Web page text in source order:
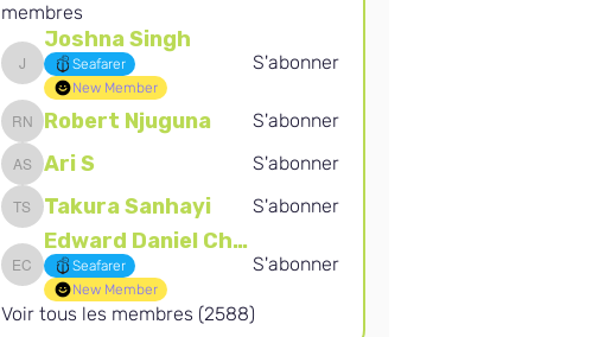
membres
Joshna Singh
Joshna Singh
Seafarer
New Member
S'abonner
Robert Njuguna
Robert Njuguna S'abonner
Ari SAri S S'abonner
Takura Sanhayi
Takura Sanhayi S'abonner
Edward Daniel Chauke
Edward Daniel Chauke
Seafarer
New Member
S'abonner
Voir tous les membres (2588)